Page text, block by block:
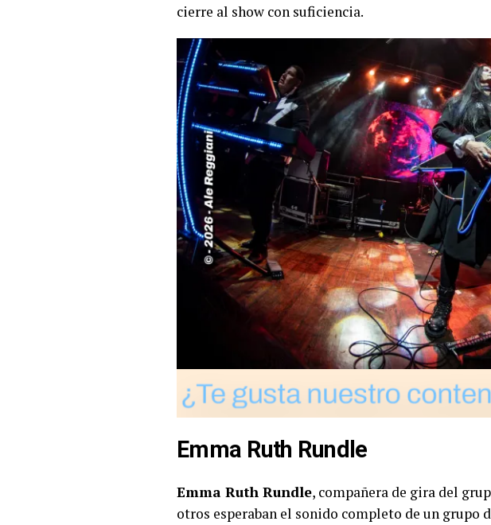
cierre al show con suficiencia.
Emma Ruth Rundle
Emma Ruth Rundle, compañera de gira del
otros esperaban el sonido completo de un grupo